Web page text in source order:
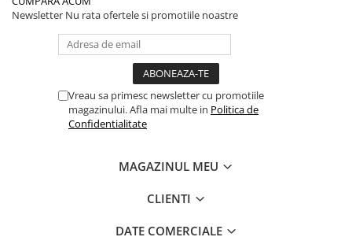
Newsletter Nu rata ofertele si promotiile noastre
Vreau sa primesc newsletter cu promotiile
magazinului. Afla mai multe in Politica de
Confidentialitate
MAGAZINUL MEU
CLIENTI
DATE COMERCIALE